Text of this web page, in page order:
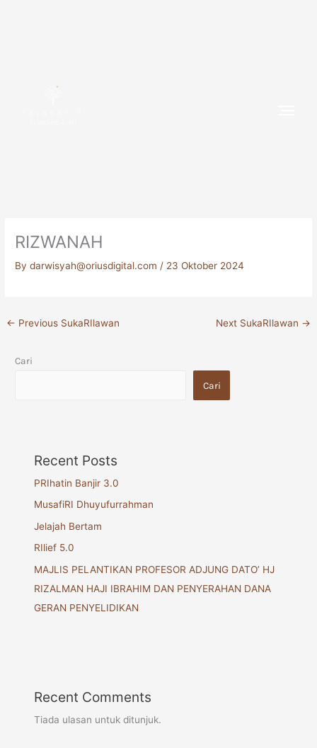
RIZWANAH
Bydarwisyah@oriusdigital.com/ 23 Oktober 2024
← Previous SukaRIlawan Next SukaRIlawan →
Cari
Cari
Recent Posts
PRIhatin Banjir 3.0
MusafiRI Dhuyufurrahman
Jelajah Bertam
RIlief 5.0
MAJLIS PELANTIKAN PROFESOR ADJUNG DATO’ HJ
RIZALMAN HAJI IBRAHIM DAN PENYERAHAN DANA
GERAN PENYELIDIKAN
Recent Comments
Tiada ulasan untuk ditunjuk.